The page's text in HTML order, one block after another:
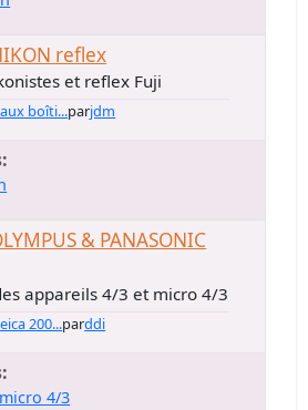
reflex
et reflex Fuji
boîti...parjdm
& PANASONIC
appareils 4/3 et micro 4/3
200...parddi
micro 4/3